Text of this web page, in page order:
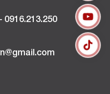
0916.213.250